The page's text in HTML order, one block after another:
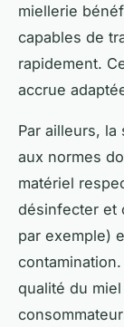
miellerie
capables de
rapidement.
accrue
Par ailleurs,
aux normes
matériel
désinfecter et
par exemple)
qualité du